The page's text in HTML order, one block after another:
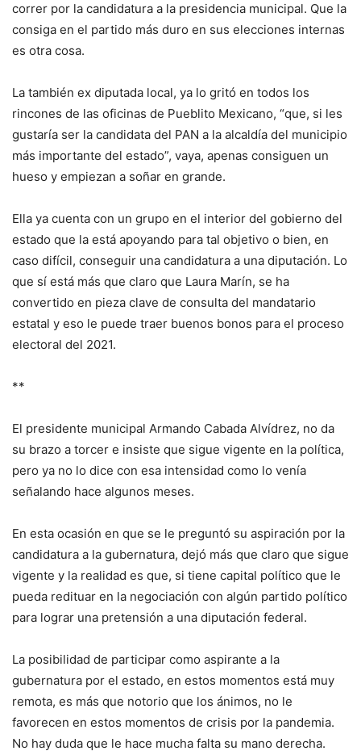
correr por la candidatura a la presidencia municipal. Que la
consiga en el partido más duro en sus elecciones internas
es otra cosa.
La también ex diputada local, ya lo gritó en todos los
rincones de las oficinas de Pueblito Mexicano, “que, si les
gustaría ser la candidata del PAN a la alcaldía del municipio
más importante del estado”, vaya, apenas consiguen un
hueso y empiezan a soñar en grande.
Ella ya cuenta con un grupo en el interior del gobierno del
estado que la está apoyando para tal objetivo o bien, en
caso difícil, conseguir una candidatura a una diputación. Lo
que sí está más que claro que Laura Marín, se ha
convertido en pieza clave de consulta del mandatario
estatal y eso le puede traer buenos bonos para el proceso
electoral del 2021.
**
El presidente municipal Armando Cabada Alvídrez, no da
su brazo a torcer e insiste que sigue vigente en la política,
pero ya no lo dice con esa intensidad como lo venía
señalando hace algunos meses.
En esta ocasión en que se le preguntó su aspiración por la
candidatura a la gubernatura, dejó más que claro que sigue
vigente y la realidad es que, si tiene capital político que le
pueda redituar en la negociación con algún partido político
para lograr una pretensión a una diputación federal.
La posibilidad de participar como aspirante a la
gubernatura por el estado, en estos momentos está muy
remota, es más que notorio que los ánimos, no le
favorecen en estos momentos de crisis por la pandemia.
No hay duda que le hace mucha falta su mano derecha.